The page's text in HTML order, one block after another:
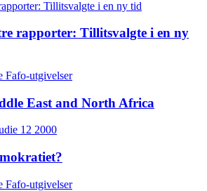
rapporter: Tillitsvalgte i en ny
Fafo-utgivelser
East and North Africa
12 2000
Fafo-utgivelser